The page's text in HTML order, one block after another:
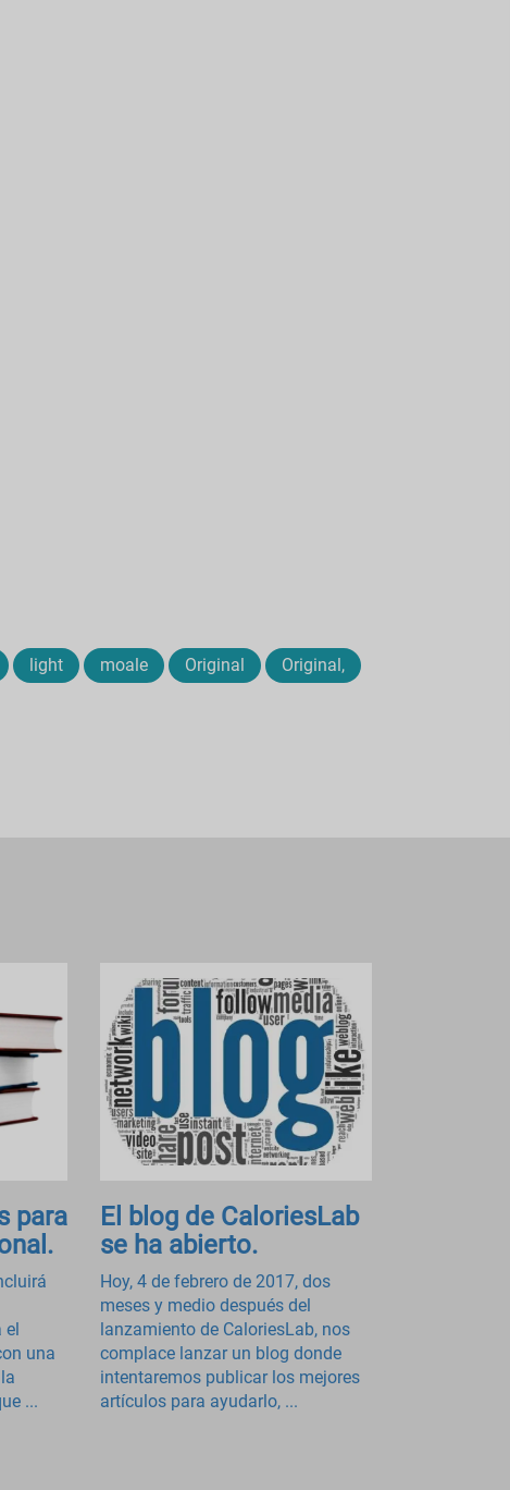
light moale Original Original,
para
el
una
...
El blog de CaloriesLab
se ha abierto.
Hoy, 4 de febrero de 2017, dos
meses y medio después del
lanzamiento de CaloriesLab, nos
complace lanzar un blog donde
intentaremos publicar los mejores
artículos para ayudarlo, ...